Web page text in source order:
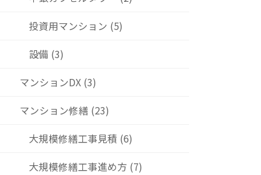
投資用マンション (5)
設備 (3)
マンションDX (3)
マンション修繕 (23)
大規模修繕工事見積 (6)
大規模修繕工事進め方 (7)